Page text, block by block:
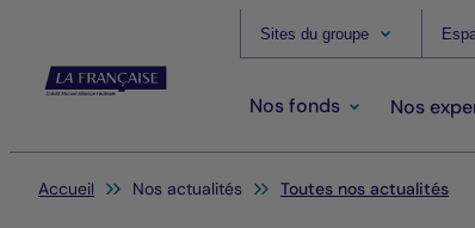
Sites du groupe
Nos fonds Nos
Vous êtes ici:
Accueil Nos actualités Toutes nos actualités